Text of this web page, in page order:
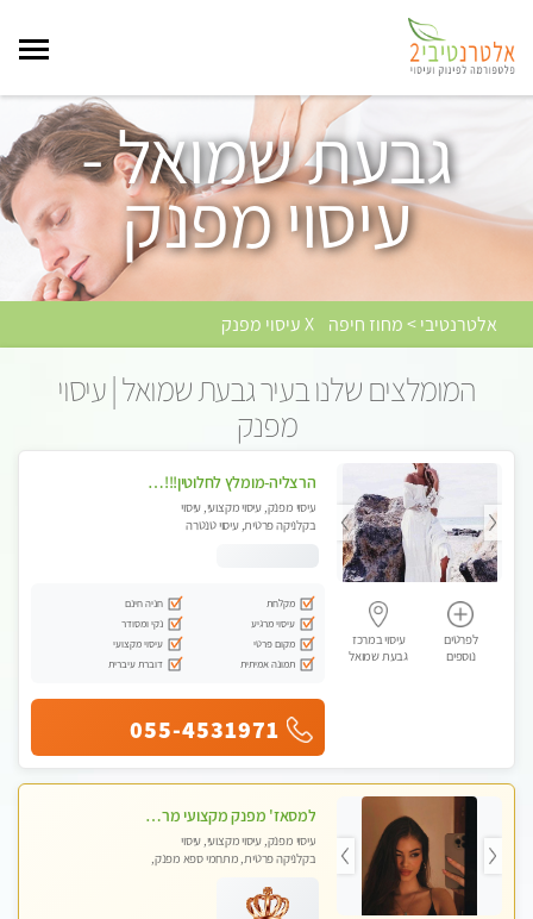
גבעת שמואל -
עיסוי מפנק
אלטרנטיבי > מחוז חיפה X עיסוי מפנק
המומלצים שלנו בעיר גבעת שמואל | עיסוי
מפנק
לפרטים
נוספים
עיסוי במרכז
גבעת שמואל
הרצליה-מומלץ לחלוטין!!!! כל סוגי העיסויים מעסה מקצועית ואיכותית פרטי!! בנתניה
עיסוי מפנק, עיסוי מקצועי, עיסוי
בקלניקה פרטית, עיסוי טנטרה
מקלחת
חניה חינם
עיסוי מרגיע
נקי ומסודר
מקום פרטי
עיסוי מקצועי
תמונה אמיתית
דוברת עיברית
055-4531971
למסאז' מפנק מקצועי מרגיע ומשחרר את כל הגוף! מומלץ מאוד -ללא מין! בהוד- השרון
עיסוי מפנק, עיסוי מקצועי, עיסוי
בקלניקה פרטית, מתחמי ספא מפנק,